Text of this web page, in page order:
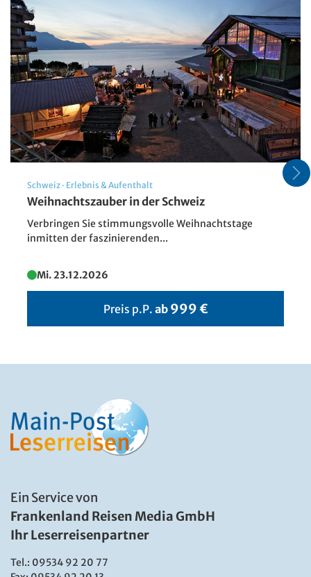
Rostock - Marienkirche
Schweiz · Erlebnis & Aufenthalt
Weihnachtszauber in der Schweiz
Verbringen Sie stimmungsvolle Weihnachtstage
inmitten der faszinierenden...
Mi. 23.12.2026
Preis p.P. ab 999 €
Ein Service von
Frankenland Reisen Media GmbH
Ihr Leserreisenpartner
Tel.: 09534 92 20 77